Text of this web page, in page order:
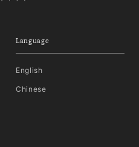
Language
English
Chinese